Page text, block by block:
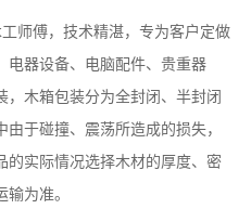
师傅，技术精湛，专为客户定做
电器设备、电脑配件、贵重器
木箱包装分为全封闭、半封闭
于碰撞、震荡所造成的损失，
的实际情况选择木材的厚度、密
为准。